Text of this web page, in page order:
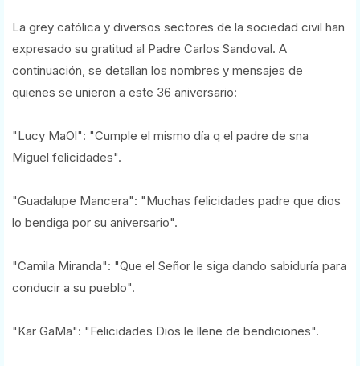
La grey católica y diversos sectores de la sociedad civil han
expresado su gratitud al Padre Carlos Sandoval. A
continuación, se detallan los nombres y mensajes de
quienes se unieron a este 36 aniversario:
"Lucy MaOl": "Cumple el mismo día q el padre de sna
Miguel felicidades".
"Guadalupe Mancera": "Muchas felicidades padre que dios
lo bendiga por su aniversario".
"Camila Miranda": "Que el Señor le siga dando sabiduría para
conducir a su pueblo".
"Kar GaMa": "Felicidades Dios le llene de bendiciones".